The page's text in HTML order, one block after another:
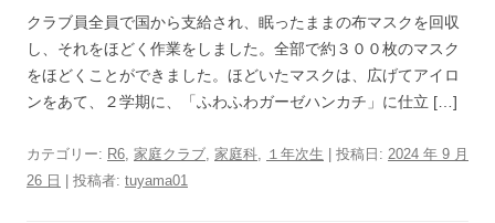
クラブ員全員で国から支給され、眠ったままの布マスクを回収
し、それをほどく作業をしました。全部で約３００枚のマスク
をほどくことができました。ほどいたマスクは、広げてアイロ
ンをあて、２学期に、「ふわふわガーゼハンカチ」に仕立 […]
カテゴリー: R6, 家庭クラブ, 家庭科, １年次生 | 投稿日: 2024 年 9 月
26 日
投稿者: tuyama01